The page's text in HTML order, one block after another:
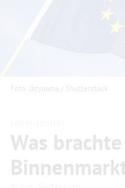
Foto: lazyllama / Shutterstock
Was